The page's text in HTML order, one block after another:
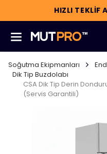
HIZLI TEKLİF
Soğutma Ekipmanları
Dik Tip Buzdolabı
CSA Dik Tip Derin
(Servis Garantili)